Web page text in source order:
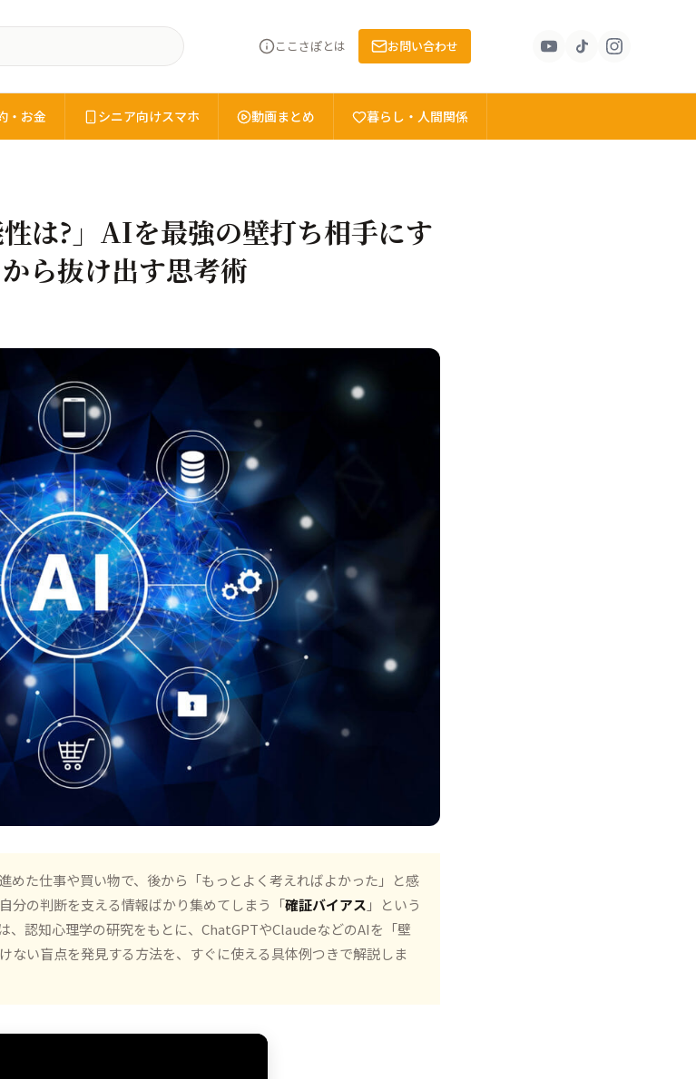
ここさぽとは お問い合わせ
・お金 シニア向けスマホ 動画まとめ 暮らし・人間関係
性は?」AIを最強の壁打ち相手にす
ら抜け出す思考術
進めた仕事や買い物で、後から「もっとよく考えればよかった」と感
分の判断を支える情報ばかり集めてしまう「確証バイアス 」という
、認知心理学の研究をもとに、ChatGPTやClaudeなどのAIを「壁
ない盲点を発見する方法を、すぐに使える具体例つきで解説しま